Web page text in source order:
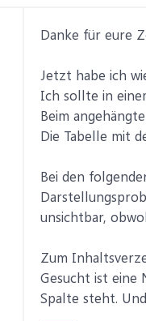
Danke für eure
Jetzt habe ich
Ich sollte in
Beim
Die Tabelle mit
Bei den
unsichtbar,
Zum
Gesucht ist eine
Spalte steht.